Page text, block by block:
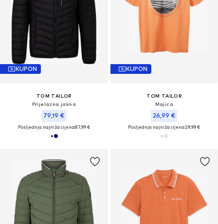
KUPON
TOM TAILOR
Prijelazna jakna
79,19 €
Posljednja najniža cijena:87,99 €
KUPON
TOM TAILOR
Majica
26,99 €
Posljednja najniža cijena:29,99 €